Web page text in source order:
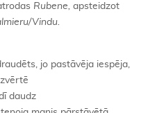
Rubene, apsteidzot
Vindu.
jo pastāvēja iespēja,
daudz